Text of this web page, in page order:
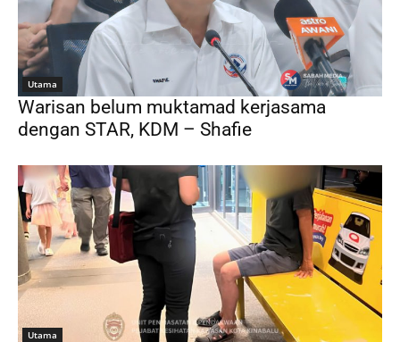
Utama
Warisan belum muktamad kerjasama
dengan STAR, KDM – Shafie
Utama